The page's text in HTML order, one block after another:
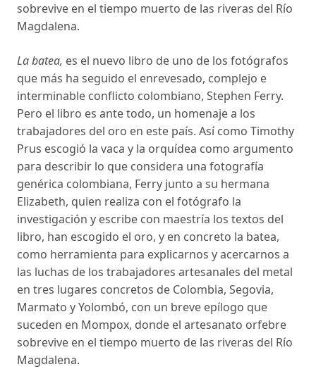
sobrevive en el tiempo muerto de las riveras del Río
Magdalena.
La batea, es el nuevo libro de uno de los fotógrafos
que más ha seguido el enrevesado, complejo e
interminable conflicto colombiano, Stephen Ferry.
Pero el libro es ante todo, un homenaje a los
trabajadores del oro en este país. Así como Timothy
Prus escogió la vaca y la orquídea como argumento
para describir lo que considera una fotografía
genérica colombiana, Ferry junto a su hermana
Elizabeth, quien realiza con el fotógrafo la
investigación y escribe con maestría los textos del
libro, han escogido el oro, y en concreto la batea,
como herramienta para explicarnos y acercarnos a
las luchas de los trabajadores artesanales del metal
en tres lugares concretos de Colombia, Segovia,
Marmato y Yolombó, con un breve epílogo que
suceden en Mompox, donde el artesanato orfebre
sobrevive en el tiempo muerto de las riveras del Río
Magdalena.